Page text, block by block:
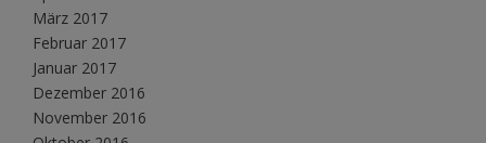
März 2017
Februar 2017
Januar 2017
Dezember 2016
November 2016